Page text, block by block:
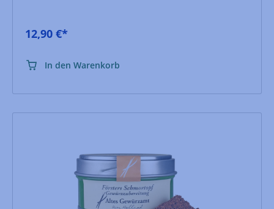
12,90 €*
In den Warenkorb